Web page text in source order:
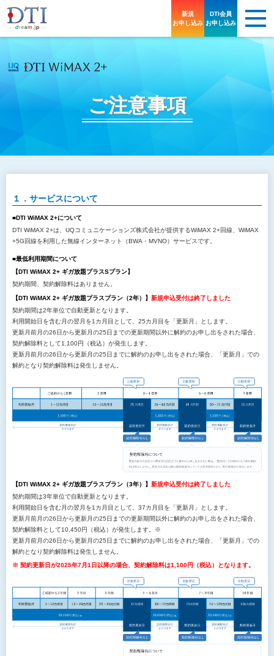
新規
お申し込み
DTI会員
お申し込み
ご注意事項
１．サービスについて
■DTI WiMAX 2+について
DTI WiMAX 2+は、UQコミュニケーションズ株式会社が提供するWiMAX 2+回線、WiMAX
+5G回線を利用した無線インターネット（BWA・MVNO）サービスです。
■最低利用期間について
【DTI WiMAX 2+ ギガ放題プラスSプラン】
契約期間、契約解除料はありません。
【DTI WiMAX 2+ ギガ放題プラスプラン（2年）】 新規申込受付は終了しました
契約期間は2年単位で自動更新となります。
利用開始日を含む月の翌月を1カ月目として、25カ月目を「更新月」とします。
更新月前月の26日から更新月の25日までの更新期間以外に解約のお申し出をされた場合、
契約解除料として1,100円（税込）が発生します。
更新月前月の26日から更新月の25日までに解約のお申し出をされた場合、「更新月」での
解約となり契約解除料は発生しません。
【DTI WiMAX 2+ ギガ放題プラスプラン（3年）】 新規申込受付は終了しました
契約期間は3年単位で自動更新となります。
利用開始日を含む月の翌月を1カ月目として、37カ月目を「更新月」とします。
更新月前月の26日から更新月の25日までの更新期間以外に解約のお申し出をされた場合、
契約解除料として10,450円（税込）が発生します。※
更新月前月の26日から更新月の25日までに解約のお申し出をされた場合、「更新月」での
解約となり契約解除料は発生しません。
※ 契約更新日が2025年7月1日以降の場合、契約解除料は1,100円（税込）となります。